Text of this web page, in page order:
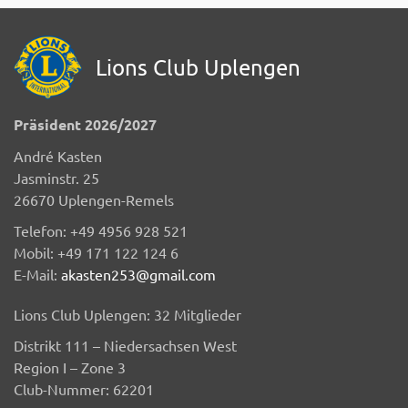
Lions Club Uplengen
Präsident 2026/2027
André Kasten
Jasminstr. 25
26670 Uplengen-Remels
Telefon: +49 4956 928 521
Mobil: +49 171 122 124 6
E-Mail: akasten253@gmail.com
Lions Club Uplengen: 32 Mitglieder
Distrikt 111 – Niedersachsen West
Region I – Zone 3
Club-Nummer: 62201